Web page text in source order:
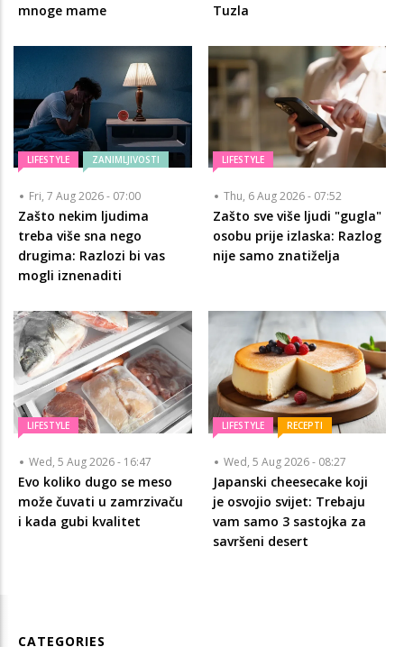
mnoge mame
Tuzla
LIFESTYLE ZANIMLJIVOSTI
Fri, 7 Aug 2026 - 07:00
Zašto nekim ljudima
treba više sna nego
drugima: Razlozi bi vas
mogli iznenaditi
LIFESTYLE
Thu, 6 Aug 2026 - 07:52
Zašto sve više ljudi "gugla"
osobu prije izlaska: Razlog
nije samo znatiželja
LIFESTYLE
Wed, 5 Aug 2026 - 16:47
Evo koliko dugo se meso
može čuvati u zamrzivaču
i kada gubi kvalitet
LIFESTYLE RECEPTI
Wed, 5 Aug 2026 - 08:27
Japanski cheesecake koji
je osvojio svijet: Trebaju
vam samo 3 sastojka za
savršeni desert
CATEGORIES